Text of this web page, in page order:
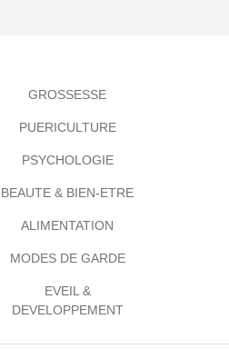
GROSSESSE
PUERICULTURE
PSYCHOLOGIE
BEAUTE & BIEN-ETRE
ALIMENTATION
MODES DE GARDE
EVEIL &
DEVELOPPEMENT